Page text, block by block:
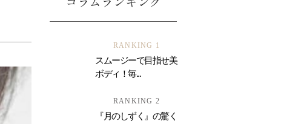
RANKING 1
スムージーで目指せ美
ボディ！毎...
RANKING 2
『月のしずく』の驚く